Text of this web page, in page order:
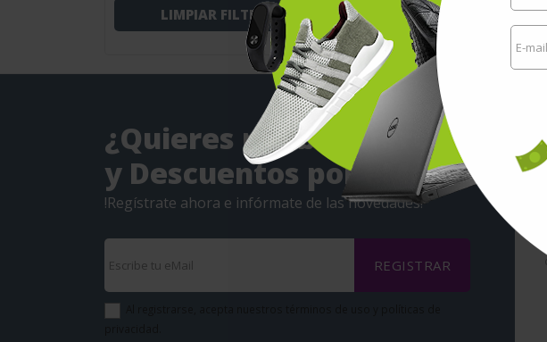
LIMPIAR FILTROS
¿Quieres recibir Ofertas
y Descuentos por eMail?
!Regístrate ahora e infórmate de las novedades!
REGISTRAR